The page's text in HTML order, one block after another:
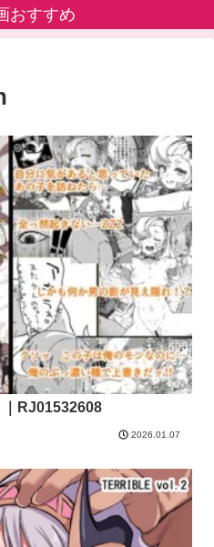
おすすめ
RJ01532608
2026.01.07